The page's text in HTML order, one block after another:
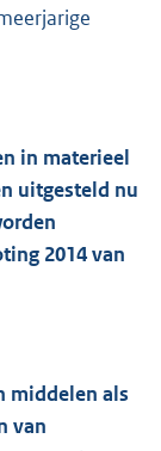
in materieel
uitgesteld nu
2014 van
middelen als
van